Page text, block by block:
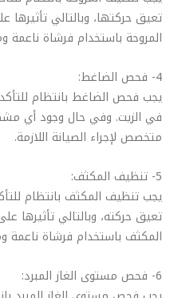
تعيق حركتها، وبالتالي
المروحة باستخدام فرشاة ناعمة
4- فحص الضاغط:
يجب فحص الضاغط بانتظام
في الزيت. وفي حال وجود أي
متخصص لإجراء الصيانة اللازمة.
5- تنظيف المكثف:
يجب تنظيف المكثف بانتظام
تعيق حركته، وبالتالي تأثيرها
المكثف باستخدام فرشاة ناعمة
6- فحص مستوى الغاز المبرد: